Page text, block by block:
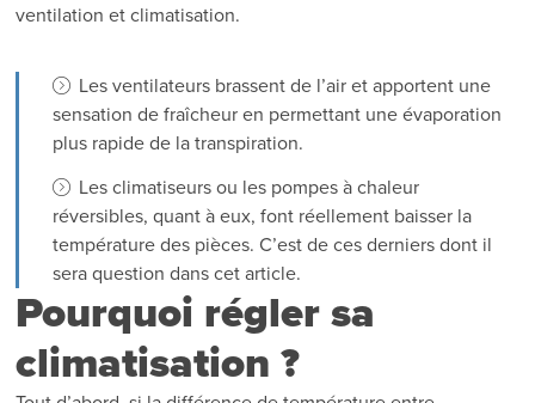
ventilation et climatisation.
Les ventilateurs brassent de l’air et apportent une
sensation de fraîcheur en permettant une évaporation
plus rapide de la transpiration.
Les climatiseurs ou les pompes à chaleur
réversibles, quant à eux, font réellement baisser la
température des pièces. C’est de ces derniers dont il
sera question dans cet article.
Pourquoi régler sa
climatisation ?